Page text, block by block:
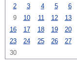
2
3 4 5 6
9
10 11 12 13
16
17 18 19 20
23
24 25 26 27
30